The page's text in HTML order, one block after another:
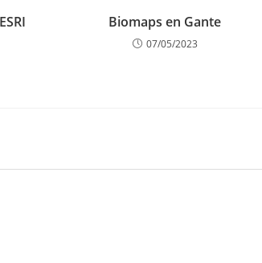
Biomaps en Gante
07/05/2023